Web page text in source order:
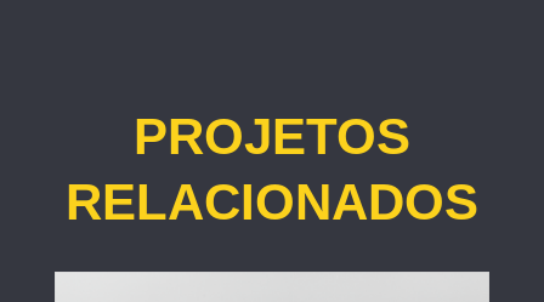
PROJETOS
RELACIONADOS